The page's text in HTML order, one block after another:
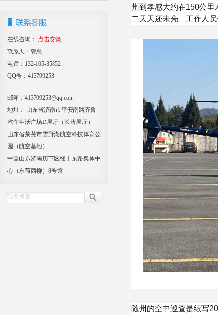
在线咨询：
点击交谈
联系人：郭总
电话：132-105-35852
QQ号：413799253
邮箱：413799253@qq.com
地址： 山东省济南市平安南路齐鲁
汽车生活广场D展厅（长清展厅）
山东省莱芜市雪野湖航空科技体育公
园（航空基地）
中国山东济南历下区经十东路奥体中
心（东荷西柳）8号馆
州到孝感大约在150公里
二天天还未亮，工作人
随州的空中巡查是续写